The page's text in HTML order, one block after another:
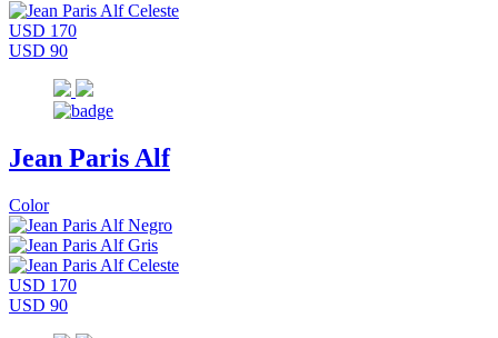
USD 170
USD 90
Jean Paris Alf
Color
USD 170
USD 90